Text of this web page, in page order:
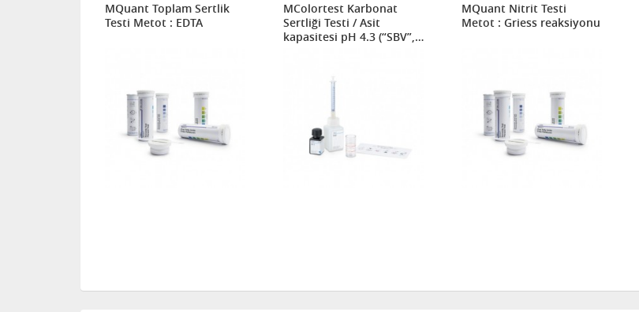
MQuant Toplam Sertlik
Testi Metot : EDTA
MColortest Karbonat
Sertliği Testi / Asit
kapasitesi pH 4.3 (“SBV”,
MQuant Nitrit Testi
Metot : Griess reaksiyonu